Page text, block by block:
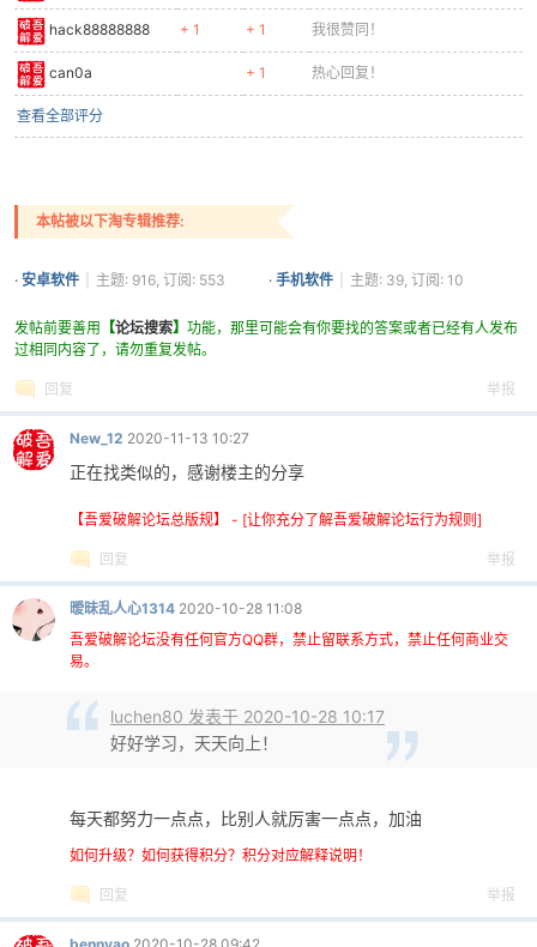
hack88888888 + 1 + 1 我很赞同！
can0a + 1 热心回复！
查看全部评分
本帖被以下淘专辑推荐:
· 安卓软件 主题: 916, 订阅: 553 · 手机软件 主题: 39, 订阅: 10
发帖前要善用 【论坛搜索】 功能，那里可能会有你要找的答案或者已经有人发布
过相同内容了，请勿重复发帖。
回复 举报
New_12 2020-11-13 10:27
正在找类似的，感谢楼主的分享
【吾爱破解论坛总版规】 - [让你充分了解吾爱破解论坛行为规则]
回复 举报
暧昧乱人心1314 2020-10-28 11:08
吾爱破解论坛没有任何官方QQ群，禁止留联系方式，禁止任何商业交
易。
luchen80 发表于 2020-10-28 10:17
好好学习，天天向上！
每天都努力一点点，比别人就厉害一点点，加油
如何升级？如何获得积分？积分对应解释说明！
回复 举报